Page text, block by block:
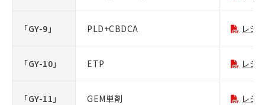
「GY-9」 PLD+CBDCA レジ
「GY-10」 ETP レジ
「GY-11」 GEM単剤 レジ